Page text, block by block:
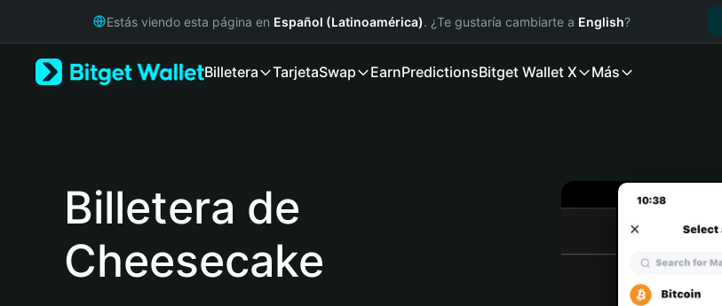
Русский
Português (Portugal)
Bahasa Indonesia
Estás viendo esta página en Español (Latinoamérica). ¿Te gustaría cambiarte a English?
Billetera TarjetaSwap EarnPredictionsBitget Wallet X Más
Billetera de
Cheesecake